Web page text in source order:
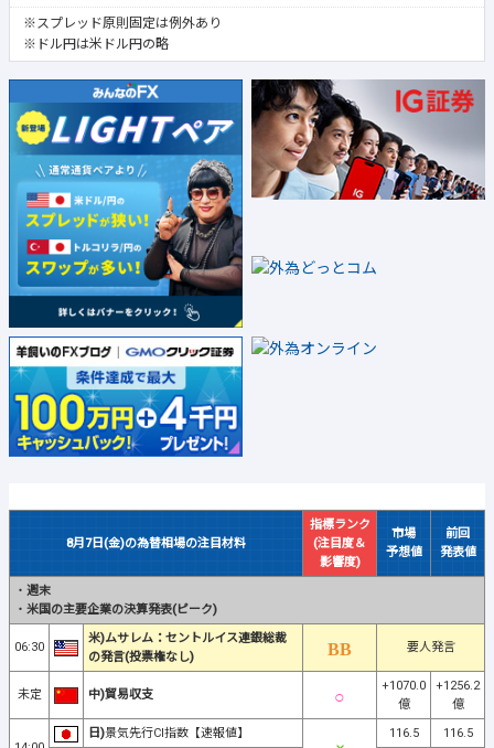
※スプレッド原則固定は例外あり
※ドル円は米ドル円の略
8月7日(金)の為替相場の注目材料
指標ランク
(注目度＆
影響度)
市場
予想値
前回
発表値
・ 週末
・ 米国の主要企業の決算発表(ピーク)
06:30
米)ムサレム：セントルイス連銀総裁
の発言(投票権なし)
要人発言
未定 中)貿易収支
+1070.0
億
+1256.2
億
日)景気先行CI指数【速報値】 116.5
116.5